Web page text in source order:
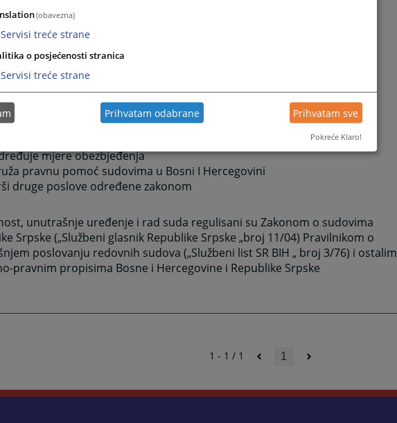
građanskim sporovima i
postupku
predmetima da u prvom stepenu sudi
prekršajnim predmetima
predmetima iz oblasti poreza i carina da sudi iz nadležnosti
suda u I. Sarajevu
predmetima
mjere obezbjeđenja
pravnu pomoć sudovima u Bosni I Hercegovini
druge poslove određene zakonom
unutrašnje uređenje i rad suda regulisani su Zakonom o sudovima
Srpske („Službeni glasnik Republike Srpske „broj 11/04) Pravilnikom o
poslovanju redovnih sudova („Službeni list SR BIH „ broj 3/76) i ostalim
pravnim propisima Bosne i Hercegovine i Republike Srpske
1 - 1 / 1 1
(obavezna)
Servisi treće strane
o posjećenosti stranica
Servisi treće strane
Prihvatam odabrane Prihvatam sve
Pokreće Klaro!